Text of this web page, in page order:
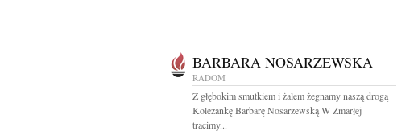
BARBARA NOSARZEWSKA
RADOM
Z głębokim smutkiem i żalem żegnamy naszą drogą
Koleżankę Barbarę Nosarzewską W Zmarłej
tracimy...